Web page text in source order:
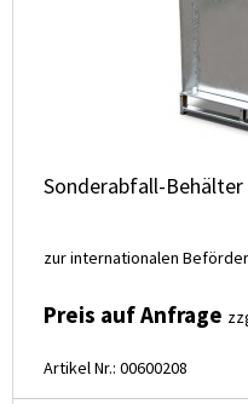
Sonderabfall-
zur internationalen
Preis auf Anfrage
Artikel Nr.: 00600208